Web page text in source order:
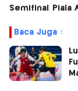
Semifinal Piala
Baca Juga :